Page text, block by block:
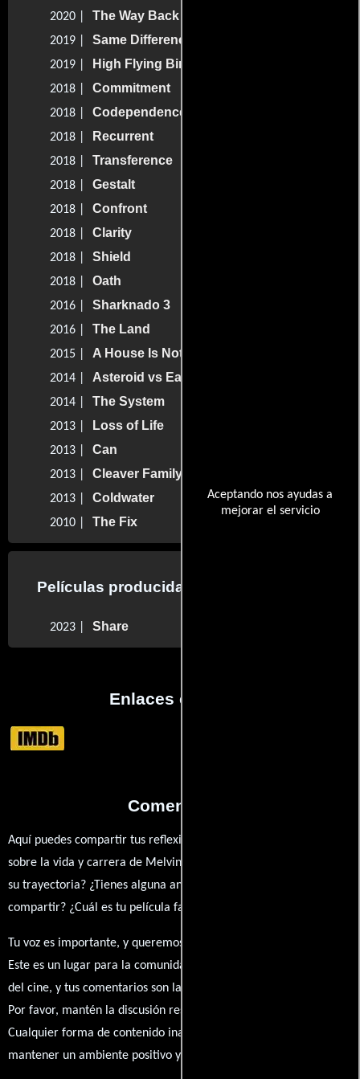
Aceptando nos ayudas a
mejorar el servicio
2020 | The Way Back
2019 | Same Difference
2019 | High Flying Bird
2018 | Commitment
2018 | Codependence
2018 | Recurrent
2018 | Transference
2018 | Gestalt
2018 | Confront
2018 | Clarity
2018 | Shield
2018 | Oath
2016 | Sharknado 3
2016 | The Land
2015 | A House Is Not a Home
2014 | Asteroid vs Earth
2014 | The System
2013 | Loss of Life
2013 | Can
2013 | Cleaver Family Reunion
2013 | Coldwater
2010 | The Fix
Películas producidas por Melvin Gregg
2023 | Share
Enlaces externos
Comentarios
Aquí puedes compartir tus reflexiones, anécdotas y opiniones
sobre la vida y carrera de Melvin Gregg. ¿Qué te ha inspirado de
su trayectoria? ¿Tienes alguna anécdota personal que desees
compartir? ¿Cuál es tu película favorita en la que ha participado?
Tu voz es importante, y queremos escuchar tus pensamientos.
Este es un lugar para la comunidad de admiradores y amantes
del cine, y tus comentarios son la esencia de esta conversación.
Por favor, mantén la discusión respetuosa y constructiva.
Cualquier forma de contenido inapropiado será eliminado para
mantener un ambiente positivo y enriquecedor para todos.